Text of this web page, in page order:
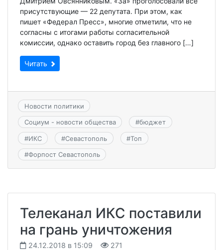
присутствующие — 22 депутата. При этом, как
пишет «Федерал Пресс», многие отметили, что не
согласны с итогами работы согласительной
комиссии, однако оставить город без главного […]
Читать
Новости политики
Социум - новости общества #бюджет
#ИКС #Севастополь #Топ
#Форпост Севастополь
Телеканал ИКС поставили
на грань уничтожения
24.12.2018 в 15:09 271